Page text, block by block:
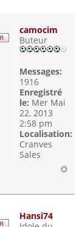
camocim
Buteur
Messages:
1916
Enregistré
le: Mer Mai
22, 2013
2:58 pm
Localisation:
Cranves
Sales
Hansi74